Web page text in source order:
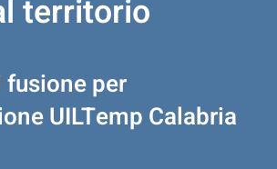
territorio
per
UILTemp Calabria